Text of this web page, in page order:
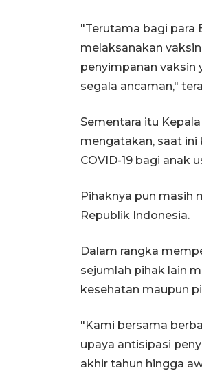
"Terutama bagi para
melaksanakan
penyimpanan vaksin
segala ancaman,"
Sementara itu
mengatakan, saat
COVID-19 bagi anak
Pihaknya pun masih
Republik Indonesia.
Dalam rangka
sejumlah pihak lain
kesehatan maupun
"Kami bersama
upaya antisipasi
akhir tahun hingga